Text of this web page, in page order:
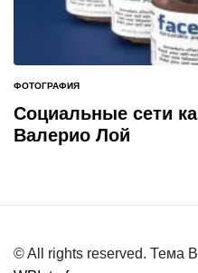
ОПУБЛИКОВАНО
В
ФОТОГРАФИЯ
Социальные сети
Валерио Лой
© All rights reserved. Тема